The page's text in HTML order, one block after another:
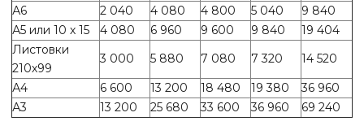
А6
2 040 4 080 4 800 5 040
9 840
А5 или 10 х 15
4 080 6 960 9 600 9 840
19 404
Листовки
210х99
3 000 5 880 7 080 7 320
14 520
А4
6 600 13 200 18 480 19 380
36 960
А3
13 200 25 680 33 600 36 960 69 240